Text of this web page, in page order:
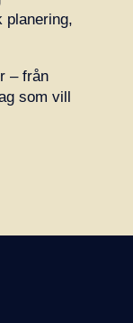
planering,
– från
som vill